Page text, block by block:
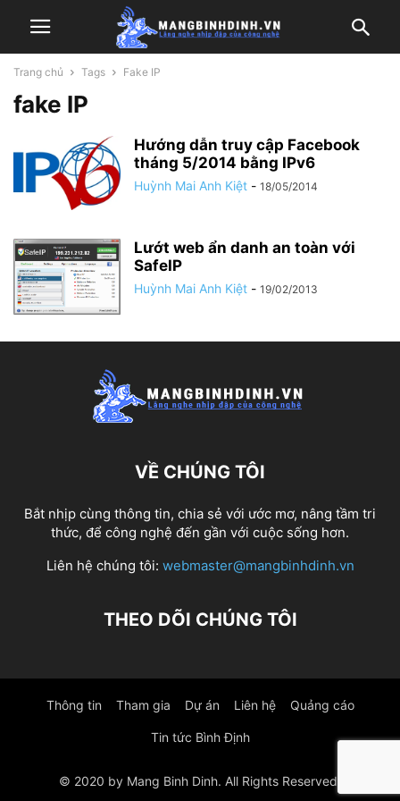
Trang chủ Tags Fake IP
fake IP
Hướng dẫn truy cập Facebook
tháng 5/2014 bằng IPv6
Huỳnh Mai Anh Kiệt - 18/05/2014
Lướt web ẩn danh an toàn với
SafeIP
Huỳnh Mai Anh Kiệt - 19/02/2013
VỀ CHÚNG TÔI
Bắt nhịp cùng thông tin, chia sẻ với ước mơ, nâng tầm tri
thức, để công nghệ đến gần với cuộc sống hơn.
Liên hệ chúng tôi: webmaster@mangbinhdinh.vn
THEO DÕI CHÚNG TÔI
Thông tin Tham gia Dự án Liên hệ Quảng cáo
Tin tức Bình Định
© 2020 by Mang Binh Dinh. All Rights Reserved.